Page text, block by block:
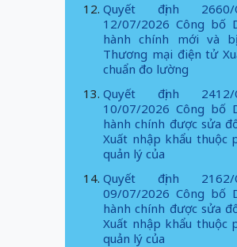
Quyết định 2660/
12/07/2026 Công bố
hành chính mới và
Thương mại điện tử
chuẩn đo lường
Quyết định 2412/
10/07/2026 Công bố
hành chính được sửa
Xuất nhập khẩu thuộc
quản lý của
Quyết định 2162/
09/07/2026 Công bố
hành chính được sửa
Xuất nhập khẩu thuộc
quản lý của